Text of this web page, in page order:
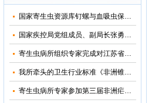
国家寄生虫资源库钉螺与血吸虫保藏基地十五五”发展规划暨五方共建工作研讨会在上海召开
国家疾控局党组成员、副局长张勇到寄生虫病所调研指导
寄生虫病所组织专家完成对江苏省和湖北省2026年疟疾再传播风险评估
我所牵头的卫生行业标准《非洲锥虫病诊断》正式发布
寄生虫病所专家参加第三届非洲疟疾消除国际研讨会并分享中国抗疟经验